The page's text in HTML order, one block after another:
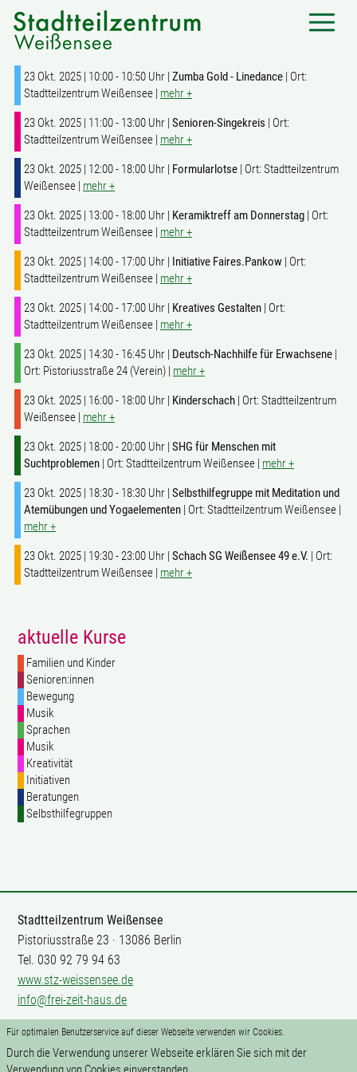
Für optimalen Benutzerservice auf dieser Webseite verwenden wir Cookies.
Durch die Verwendung unserer Webseite erklären Sie sich mit der
23 Okt. 2025 | 10:00 - 10:50 Uhr | Zumba Gold - Linedance | Ort:
Stadtteilzentrum Weißensee | mehr +
23 Okt. 2025 | 11:00 - 13:00 Uhr | Senioren-Singekreis | Ort:
Stadtteilzentrum Weißensee | mehr +
23 Okt. 2025 | 12:00 - 18:00 Uhr | Formularlotse | Ort: Stadtteilzentrum
Weißensee | mehr +
23 Okt. 2025 | 13:00 - 18:00 Uhr | Keramiktreff am Donnerstag | Ort:
Stadtteilzentrum Weißensee | mehr +
23 Okt. 2025 | 14:00 - 17:00 Uhr | Initiative Faires.Pankow | Ort:
Stadtteilzentrum Weißensee | mehr +
23 Okt. 2025 | 14:00 - 17:00 Uhr | Kreatives Gestalten | Ort:
Stadtteilzentrum Weißensee | mehr +
23 Okt. 2025 | 14:30 - 16:45 Uhr | Deutsch-Nachhilfe für Erwachsene |
Ort: Pistoriusstraße 24 (Verein) | mehr +
23 Okt. 2025 | 16:00 - 18:00 Uhr | Kinderschach | Ort: Stadtteilzentrum
Weißensee | mehr +
23 Okt. 2025 | 18:00 - 20:00 Uhr | SHG für Menschen mit
Suchtproblemen | Ort: Stadtteilzentrum Weißensee | mehr +
23 Okt. 2025 | 18:30 - 18:30 Uhr | Selbsthilfegruppe mit Meditation und
Atemübungen und Yogaelementen | Ort: Stadtteilzentrum Weißensee |
mehr +
23 Okt. 2025 | 19:30 - 23:00 Uhr | Schach SG Weißensee 49 e.V. | Ort:
Stadtteilzentrum Weißensee | mehr +
aktuelle Kurse
Familien und Kinder
Senioren:innen
Bewegung
Musik
Sprachen
Musik
Kreativität
Initiativen
Beratungen
Selbsthilfegruppen
Stadtteilzentrum Weißensee
Pistoriusstraße 23 · 13086 Berlin
Tel. 030 92 79 94 63
www.stz-weissensee.de
info@frei-zeit-haus.de
Mitarbeit
Impressum